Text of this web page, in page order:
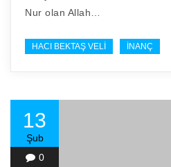
Nur olan Allah…
HACI BEKTAŞ VELI İNANÇ
13
Şub
0